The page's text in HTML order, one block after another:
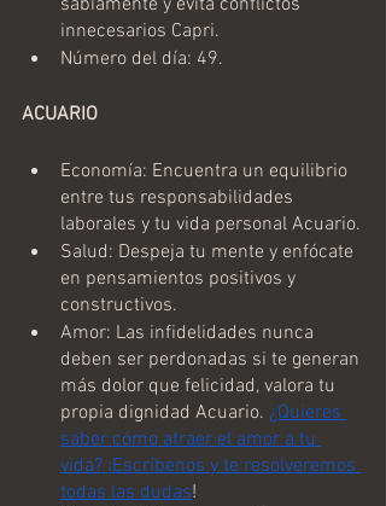
innecesarios Capri.
Número del día: 49.
ACUARIO
Economía: Encuentra un equilibrio
entre tus responsabilidades
laborales y tu vida personal Acuario.
Salud: Despeja tu mente y enfócate
en pensamientos positivos y
constructivos.
Amor: Las infidelidades nunca
deben ser perdonadas si te generan
más dolor que felicidad, valora tu
propia dignidad Acuario. ¿Quieres
saber cómo atraer el amor a tu
vida? ¡Escríbenos y te resolveremos
todas las dudas!